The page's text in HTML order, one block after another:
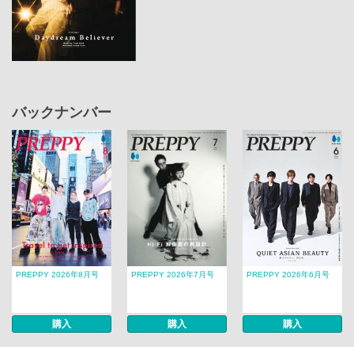
バックナンバー
PREPPY 2026年8月号
購入
PREPPY 2026年7月号
購入
PREPPY 2026年6月号
購入